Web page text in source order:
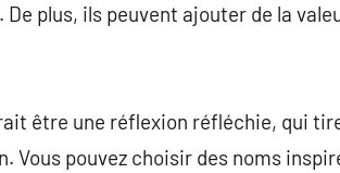
plus, ils peuvent ajouter de la
être une réflexion réfléchie, qui
Vous pouvez choisir des noms